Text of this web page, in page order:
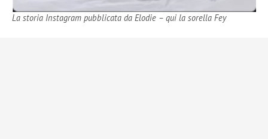
La storia Instagram pubblicata da Elodie – qui la sorella Fey